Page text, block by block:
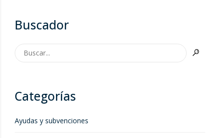
Buscador
Categorías
Ayudas y subvenciones